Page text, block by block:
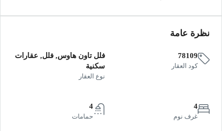
نظرة عامة
78109
كود العقار
فلل تاون هاوس, فلل, عقارات
سكنية
نوع العقار
4
غرف نوم
4
حمامات